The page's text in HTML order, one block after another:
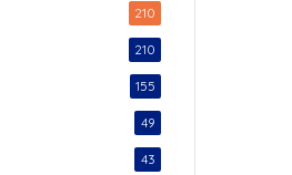
210
210
155
49
43